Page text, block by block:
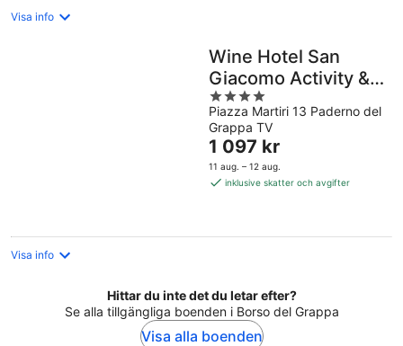
Visa info
Wine Hotel San
Giacomo Activity &
Wellness
4
out
of
5
Piazza Martiri 13 Paderno del
Grappa TV
Priset
är
1 097 kr
1 097 kr
11 aug. – 12 aug.
inklusive skatter och avgifter
Visa info
Hittar du inte det du letar efter?
Se alla tillgängliga boenden i Borso del Grappa
Visa alla boenden